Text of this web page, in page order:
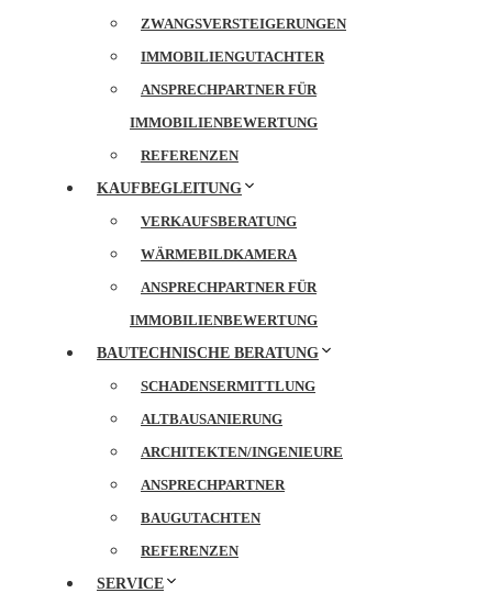
ZWANGSVERSTEIGERUNGEN
IMMOBILIENGUTACHTER
ANSPRECHPARTNER FÜR
IMMOBILIENBEWERTUNG
REFERENZEN
KAUFBEGLEITUNG
VERKAUFSBERATUNG
WÄRMEBILDKAMERA
ANSPRECHPARTNER FÜR
IMMOBILIENBEWERTUNG
BAUTECHNISCHE BERATUNG
SCHADENSERMITTLUNG
ALTBAUSANIERUNG
ARCHITEKTEN/INGENIEURE
ANSPRECHPARTNER
BAUGUTACHTEN
REFERENZEN
SERVICE